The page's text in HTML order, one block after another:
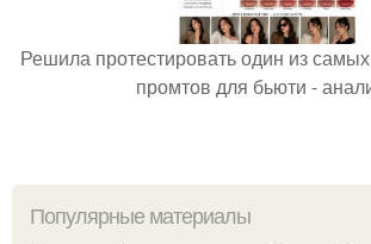
Решила протестировать один из
промтов для бьюти -
Популярные материалы